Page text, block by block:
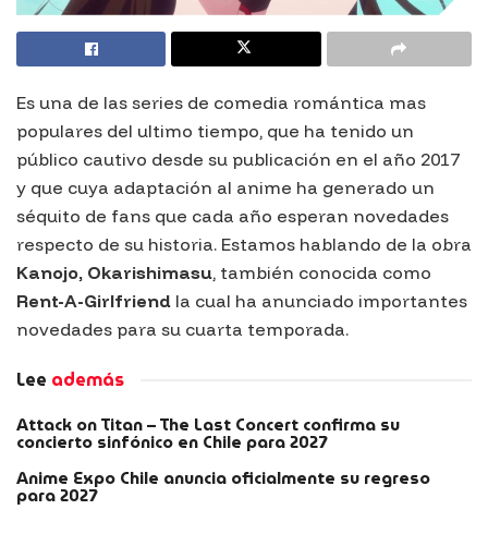
Es una de las series de comedia romántica mas
populares del ultimo tiempo, que ha tenido un
público cautivo desde su publicación en el año 2017
y que cuya adaptación al anime ha generado un
séquito de fans que cada año esperan novedades
respecto de su historia. Estamos hablando de la obra
Kanojo, Okarishimasu, también conocida como
Rent-A-Girlfriend la cual ha anunciado importantes
novedades para su cuarta temporada.
Lee además
Attack on Titan – The Last Concert confirma su
concierto sinfónico en Chile para 2027
Anime Expo Chile anuncia oficialmente su regreso
para 2027